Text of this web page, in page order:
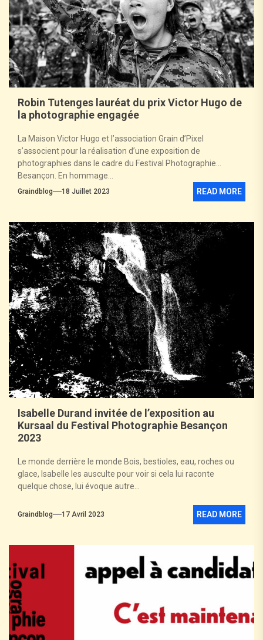
Robin Tutenges lauréat du prix Victor Hugo de
la photographie engagée
La Maison Victor Hugo et l’association Grain d’Pixel
s’associent pour la réalisation d’une exposition de
photographies dans le cadre du Festival Photographie
Besançon. En hommage...
Graindblog 18 Juillet 2023 READ MORE
Isabelle Durand invitée de l’exposition au
Kursaal du Festival Photographie Besançon
2023
Le monde derrière le monde Bois, bestioles, eau, roches ou
glace, Isabelle les ausculte pour voir si cela lui raconte
quelque chose, lui évoque autre...
Graindblog 17 Avril 2023 READ MORE